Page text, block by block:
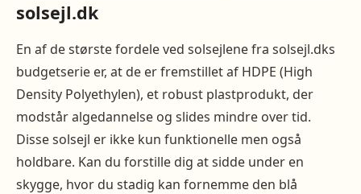
solsejl.dk
En af de største fordele ved solsejlene fra solsejl.dks
budgetserie er, at de er fremstillet af HDPE (High
Density Polyethylen), et robust plastprodukt, der
modstår algedannelse og slides mindre over tid.
Disse solsejl er ikke kun funktionelle men også
holdbare. Kan du forstille dig at sidde under en
skygge, hvor du stadig kan fornemme den blå